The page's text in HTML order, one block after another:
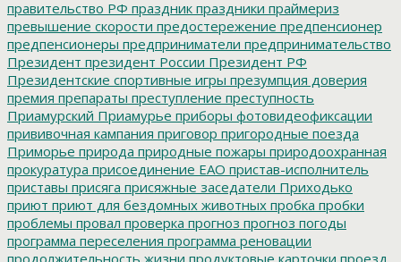
правительство РФ праздник праздники праймериз
превышение скорости предостережение предпенсионер
предпенсионеры предприниматели предпринимательство
Президент президент России Президент РФ
Президентские спортивные игры презумпция доверия
премия препараты преступление преступность
Приамурский Приамурье приборы фотовидеофиксации
прививочная кампания приговор пригородные поезда
Приморье природа природные пожары природоохранная
прокуратура присоединение ЕАО пристав-исполнитель
приставы присяга присяжные заседатели Приходько
приют приют для бездомных животных пробка пробки
проблемы провал проверка прогноз прогноз погоды
программа переселения программа реновации
продолжительность жизни продуктовые карточки проезд